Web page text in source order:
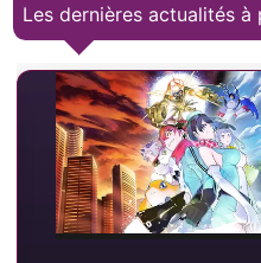
Les dernières actualités